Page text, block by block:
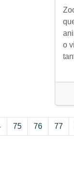
o
75 76 77